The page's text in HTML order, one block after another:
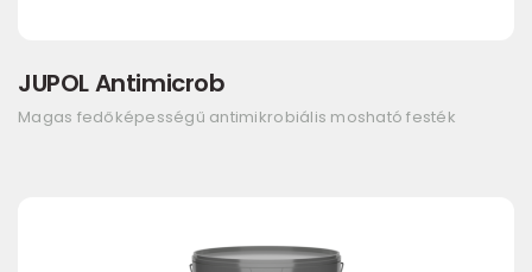
JUPOL Antimicrob
Magas fedőképességű antimikrobiális mosható festék